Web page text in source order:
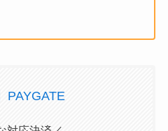
PAYGATE